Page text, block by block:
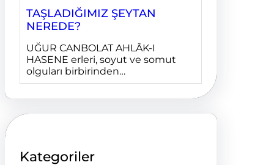
TAŞLADIĞIMIZ ŞEYTAN
NEREDE?
UĞUR CANBOLAT AHLÂK-I
HASENE erleri, soyut ve somut
olguları birbirinden…
Kategoriler